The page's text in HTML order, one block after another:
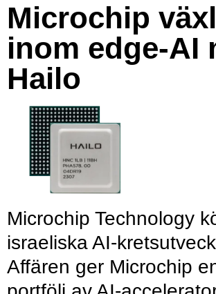
Microchip
inom edge-AI
Hailo
Microchip Technology
israeliska AI-
Affären ger Microchip